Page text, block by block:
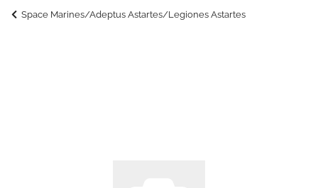
Space Marines/Adeptus Astartes/Legiones Astartes